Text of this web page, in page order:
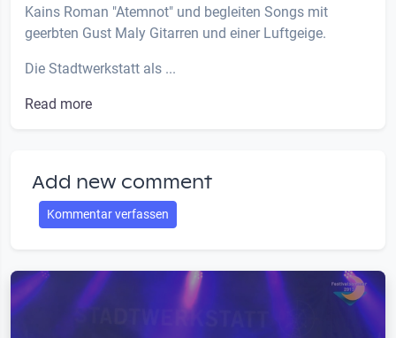
Kains Roman "Atemnot" und begleiten Songs mit
geerbten Gust Maly Gitarren und einer Luftgeige.
Die Stadtwerkstatt als ...
Read more
Add new comment
Kommentar verfassen